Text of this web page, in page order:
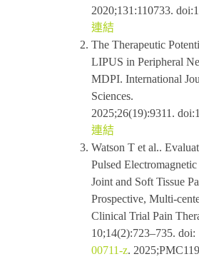
2020;131:110733.
連結
The Therapeutic
LIPUS in Peripheral
MDPI. International
Sciences.
2025;26(19):9311.
連結
Watson T et al..
Pulsed
Joint and Soft Tissue
Prospective, Multi-
Clinical Trial Pain
10;14(2):723–735. doi:
00711-z.